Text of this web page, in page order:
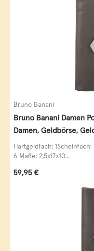
Bruno Banani
Bruno Banani Damen
Damen, Geldbörse,
Leder
Hartgeldfach:
6 Maße: 2,5x17x10...
Regulärer Preis:
59,95 €